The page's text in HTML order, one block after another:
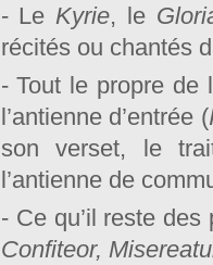
- Le Kyrie, le
récités ou chantés
- Tout le propre de
l’antienne d’entrée (
son verset, le
l’antienne de
- Ce qu’il reste
Confiteor,